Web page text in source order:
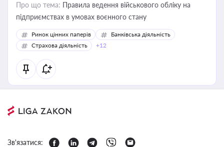
Про що тема: Правила ведення військового обліку на
підприємствах в умовах воєнного стану
Ринок цінних паперів
Банківська діяльність
Страхова діяльність
+12
Зв'язатися: